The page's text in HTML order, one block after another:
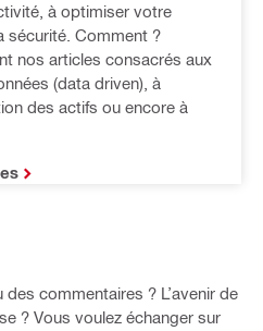
à optimiser votre
sécurité. Comment ?
nos articles consacrés aux
(data driven), à
des actifs ou encore à
commentaires ? L’avenir de
? Vous voulez échanger sur